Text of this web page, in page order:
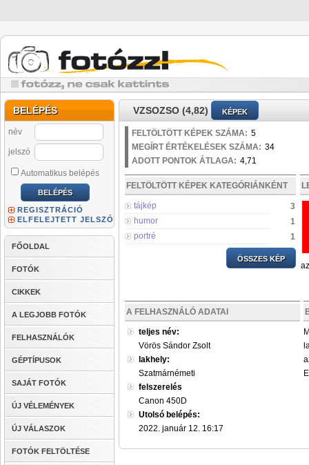
BELÉPÉS
név
jelszó
Automatikus belépés
REGISZTRÁCIÓ
ELFELEJTETT JELSZÓ
FŐOLDAL
FOTÓK
CIKKEK
A LEGJOBB FOTÓK
FELHASZNÁLÓK
GÉPTÍPUSOK
SAJÁT FOTÓK
ÚJ VÉLEMÉNYEK
ÚJ VÁLASZOK
FOTÓK FELTÖLTÉSE
VZSOZSO (4,82) KÉPEK
FELTÖLTÖTT KÉPEK SZÁMA: 5
MEGÍRT ÉRTÉKELÉSEK SZÁMA: 34
ADOTT PONTOK ÁTLAGA: 4,71
FELTÖLTÖTT KÉPEK KATEGÓRIÁNKÉNT
tájkép
3
humor
1
portré
1
ÖSSZES KÉP
A FELHASZNÁLÓ ADATAI
teljes név:
Vörös Sándor Zsolt
lakhely:
Szatmárnémeti
felszerelés
Canon 450D
Utolsó belépés:
2022. január 12. 16:17